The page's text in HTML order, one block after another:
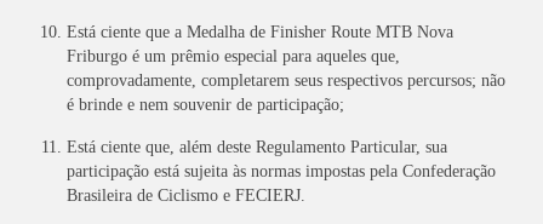
Está ciente que a Medalha de Finisher Route MTB Nova
Friburgo é um prêmio especial para aqueles que,
comprovadamente, completarem seus respectivos percursos; não
é brinde e nem souvenir de participação;
Está ciente que, além deste Regulamento Particular, sua
participação está sujeita às normas impostas pela Confederação
Brasileira de Ciclismo e FECIERJ.